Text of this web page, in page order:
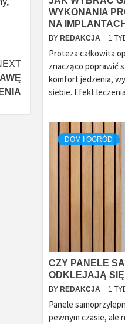
WYKONANIA
NA
BY REDAKCJA 1
Proteza całkowita
znacząco poprawić
komfort jedzenia,
siebie. Efekt
DOM I OGRÓD
CZY PANELE
ODKLEJAJĄ
BY REDAKCJA 1
Panele
pewnym czasie, ale